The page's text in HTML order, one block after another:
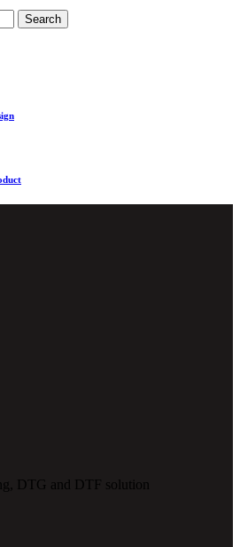
DTG and DTF solution